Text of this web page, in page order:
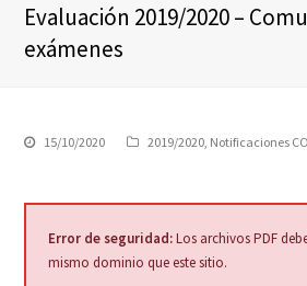
Evaluación 2019/2020 –
exámenes
15/10/2020 2019/2020 Notificaciones
Error de seguridad:Los archivos PDF
mismo dominio que este sitio.